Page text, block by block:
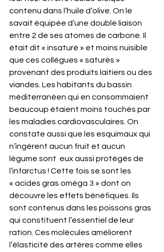
contenu dans l’huile d’olive. On le
savait équipée d’une double liaison
entre 2 de ses atomes de carbone. Il
était dit « insaturé » et moins nuisible
que ces collègues « saturés »
provenant des produits laitiers ou des
viandes. Les habitants du bassin
méditerranéen qui en consommaient
beaucoup étaient moins touchés par
les maladies cardiovasculaires. On
constate aussi que les esquimaux qui
n’ingèrent aucun fruit et aucun
légume sont  eux aussi protégés de
l’infarctus ! Cette fois se sont les
« acides gras oméga 3 » dont on
découvre les effets bénéfiques. Ils
sont contenus dans les poissons gras
qui constituent l’essentiel de leur
ration. Ces molécules améliorent
l’élasticité des artères comme elles